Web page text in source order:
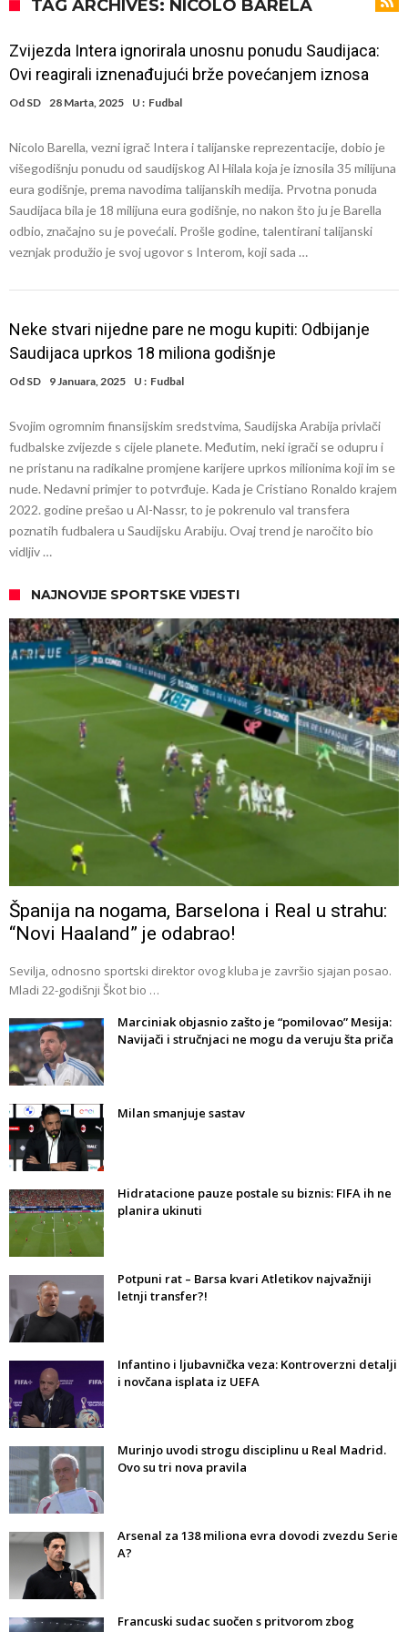
Potpuni rat – Barsa kvari Atletikov najvažniji letnji transfer?!
pravila
Arsenal za 138 miliona evra dovodi zvezdu Serie A?
Francuski sudac suočen s pritvorom zbog navoda o nasilju u
porodici
Ovo je nova situacija za Novaka: Siner i Alkaraz otkazuju, Zverev bez
forme odmah ispao
TAG ARCHIVES: NICOLO BARELA
Zvijezda Intera ignorirala unosnu ponudu Saudijaca:
Ovi reagirali iznenađujući brže povećanjem iznosa
Od SD 28 Marta, 2025 U : Fudbal
Nicolo Barella, vezni igrač Intera i talijanske reprezentacije, dobio je
višegodišnju ponudu od saudijskog Al Hilala koja je iznosila 35 milijuna
eura godišnje, prema navodima talijanskih medija. Prvotna ponuda
Saudijaca bila je 18 milijuna eura godišnje, no nakon što ju je Barella
odbio, značajno su je povećali. Prošle godine, talentirani talijanski
veznjak produžio je svoj ugovor s Interom, koji sada …
Neke stvari nijedne pare ne mogu kupiti: Odbijanje
Saudijaca uprkos 18 miliona godišnje
Od SD 9 Januara, 2025 U : Fudbal
Svojim ogromnim finansijskim sredstvima, Saudijska Arabija privlači
fudbalske zvijezde s cijele planete. Međutim, neki igrači se odupru i
ne pristanu na radikalne promjene karijere uprkos milionima koji im se
nude. Nedavni primjer to potvrđuje. Kada je Cristiano Ronaldo krajem
2022. godine prešao u Al-Nassr, to je pokrenulo val transfera
poznatih fudbalera u Saudijsku Arabiju. Ovaj trend je naročito bio
vidljiv …
NAJNOVIJE SPORTSKE VIJESTI
Španija na nogama, Barselona i Real u strahu:
“Novi Haaland” je odabrao!
Sevilja, odnosno sportski direktor ovog kluba je završio sjajan posao.
Mladi 22-godišnji Škot bio …
Marciniak objasnio zašto je “pomilovao” Mesija:
Navijači i stručnjaci ne mogu da veruju šta priča
Milan smanjuje sastav
Hidratacione pauze postale su biznis: FIFA ih ne
planira ukinuti
Potpuni rat – Barsa kvari Atletikov najvažniji
letnji transfer?!
Infantino i ljubavnička veza: Kontroverzni detalji
i novčana isplata iz UEFA
Murinjo uvodi strogu disciplinu u Real Madrid.
Ovo su tri nova pravila
Arsenal za 138 miliona evra dovodi zvezdu Serie
A?
Francuski sudac suočen s pritvorom zbog